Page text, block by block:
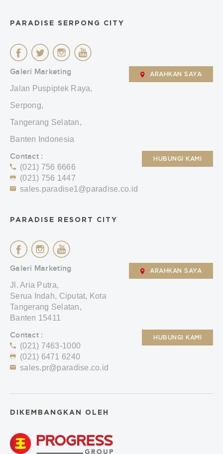
PARADISE SERPONG CITY
Galeri Marketing
Jalan Puspiptek Raya,
Serpong,
Tangerang Selatan,
Banten Indonesia
ARAHKAN SAYA
Contact :
(021) 756 6666
(021) 756 1447
sales.paradise1@paradise.co.id
HUBUNGI KAMI
PARADISE RESORT CITY
Galeri Marketing
Jl. Aria Putra,
Serua Indah, Ciputat, Kota
Tangerang Selatan,
Banten 15411
ARAHKAN SAYA
Contact :
(021) 7463-1000
(021) 6471 6240
sales.pr@paradise.co.id
HUBUNGI KAMI
DIKEMBANGKAN OLEH